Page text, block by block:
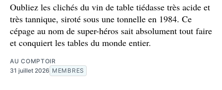
Oubliez les clichés du vin de table tiédasse très acide et
très tannique, siroté sous une tonnelle en 1984. Ce
cépage au nom de super-héros sait absolument tout faire
et conquiert les tables du monde entier.
AU COMPTOIR
31 juillet 2026 MEMBRES